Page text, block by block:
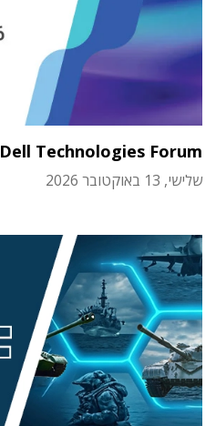
Dell Technologies Forum
שלישי, 13 באוקטובר 2026